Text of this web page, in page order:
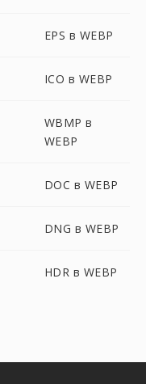
EPS в WEBP
ICO в WEBP
WBMP в
WEBP
DOC в WEBP
DNG в WEBP
HDR в WEBP